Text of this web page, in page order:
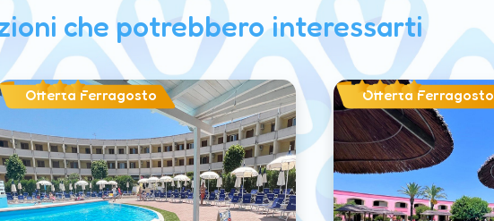
che potrebbero interessarti
Offerta Ferragosto Offerta Ferragosto